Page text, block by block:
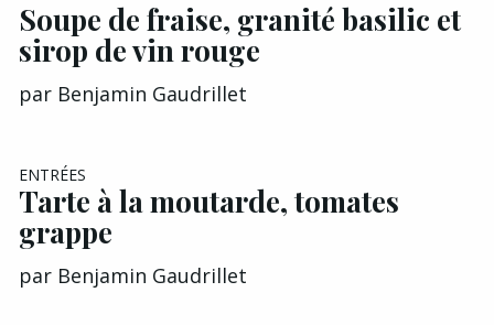
Soupe de fraise, granité basilic et
sirop de vin rouge
par Benjamin Gaudrillet
ENTRÉES
Tarte à la moutarde, tomates
grappe
par Benjamin Gaudrillet